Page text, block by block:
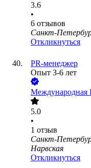
3.6
•
6 отзывов
Санкт-
Откликнуться
PR-менеджер
Опыт 3-6 лет
Международная
5.0
•
1 отзыв
Санкт-
Нарвская
Откликнуться